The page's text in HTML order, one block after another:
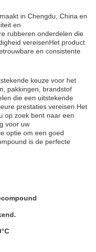
in Chengdu, China en
en
rubberen onderdelen die
vereisenHet product
en consistente
keuze voor het
pakkingen, brandstof
die een uitstekende
prestaties vereisen.Het
op zoek bent naar een
voor uw
optie om een goed
is de perfecte